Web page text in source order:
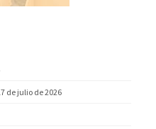
de julio de 2026